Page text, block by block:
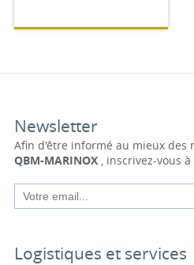
Newsletter
Afin d'être informé au mieux des
QBM-MARINOX, inscrivez-vous
Logistiques et services